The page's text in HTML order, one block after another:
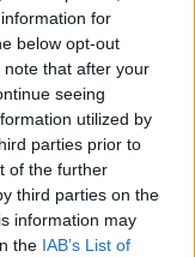
for
below opt-out
that after your
seeing
utilized by
parties prior to
of the further
third parties on the
information may
the IAB’s List of